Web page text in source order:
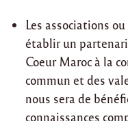
Les associations
établir un
Coeur Maroc à la
commun et des
nous sera de
connaissances